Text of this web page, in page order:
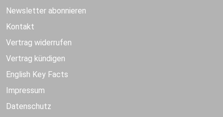
Newsletter abonnieren
Kontakt
Vertrag widerrufen
Vertrag kündigen
English Key Facts
Impressum
Datenschutz